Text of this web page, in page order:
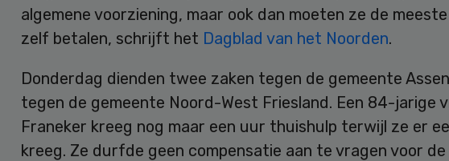
algemene voorziening, maar ook dan moeten ze de
zelf betalen, schrijft het Dagblad van het Noorden.
Donderdag dienden twee zaken tegen de gemeente
tegen de gemeente Noord-West Friesland. Een 84-jarige
Franeker kreeg nog maar een uur thuishulp terwijl ze er
kreeg. Ze durfde geen compensatie aan te vragen voor de